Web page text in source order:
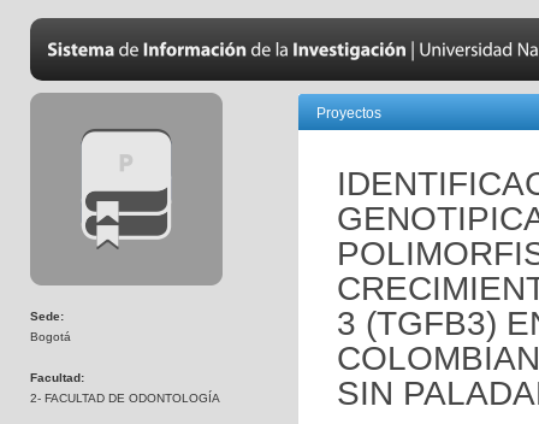
Sede:
Bogotá
Facultad:
2- FACULTAD DE ODONTOLOGÍA
Proyectos
3 (TGFB3)
SIN